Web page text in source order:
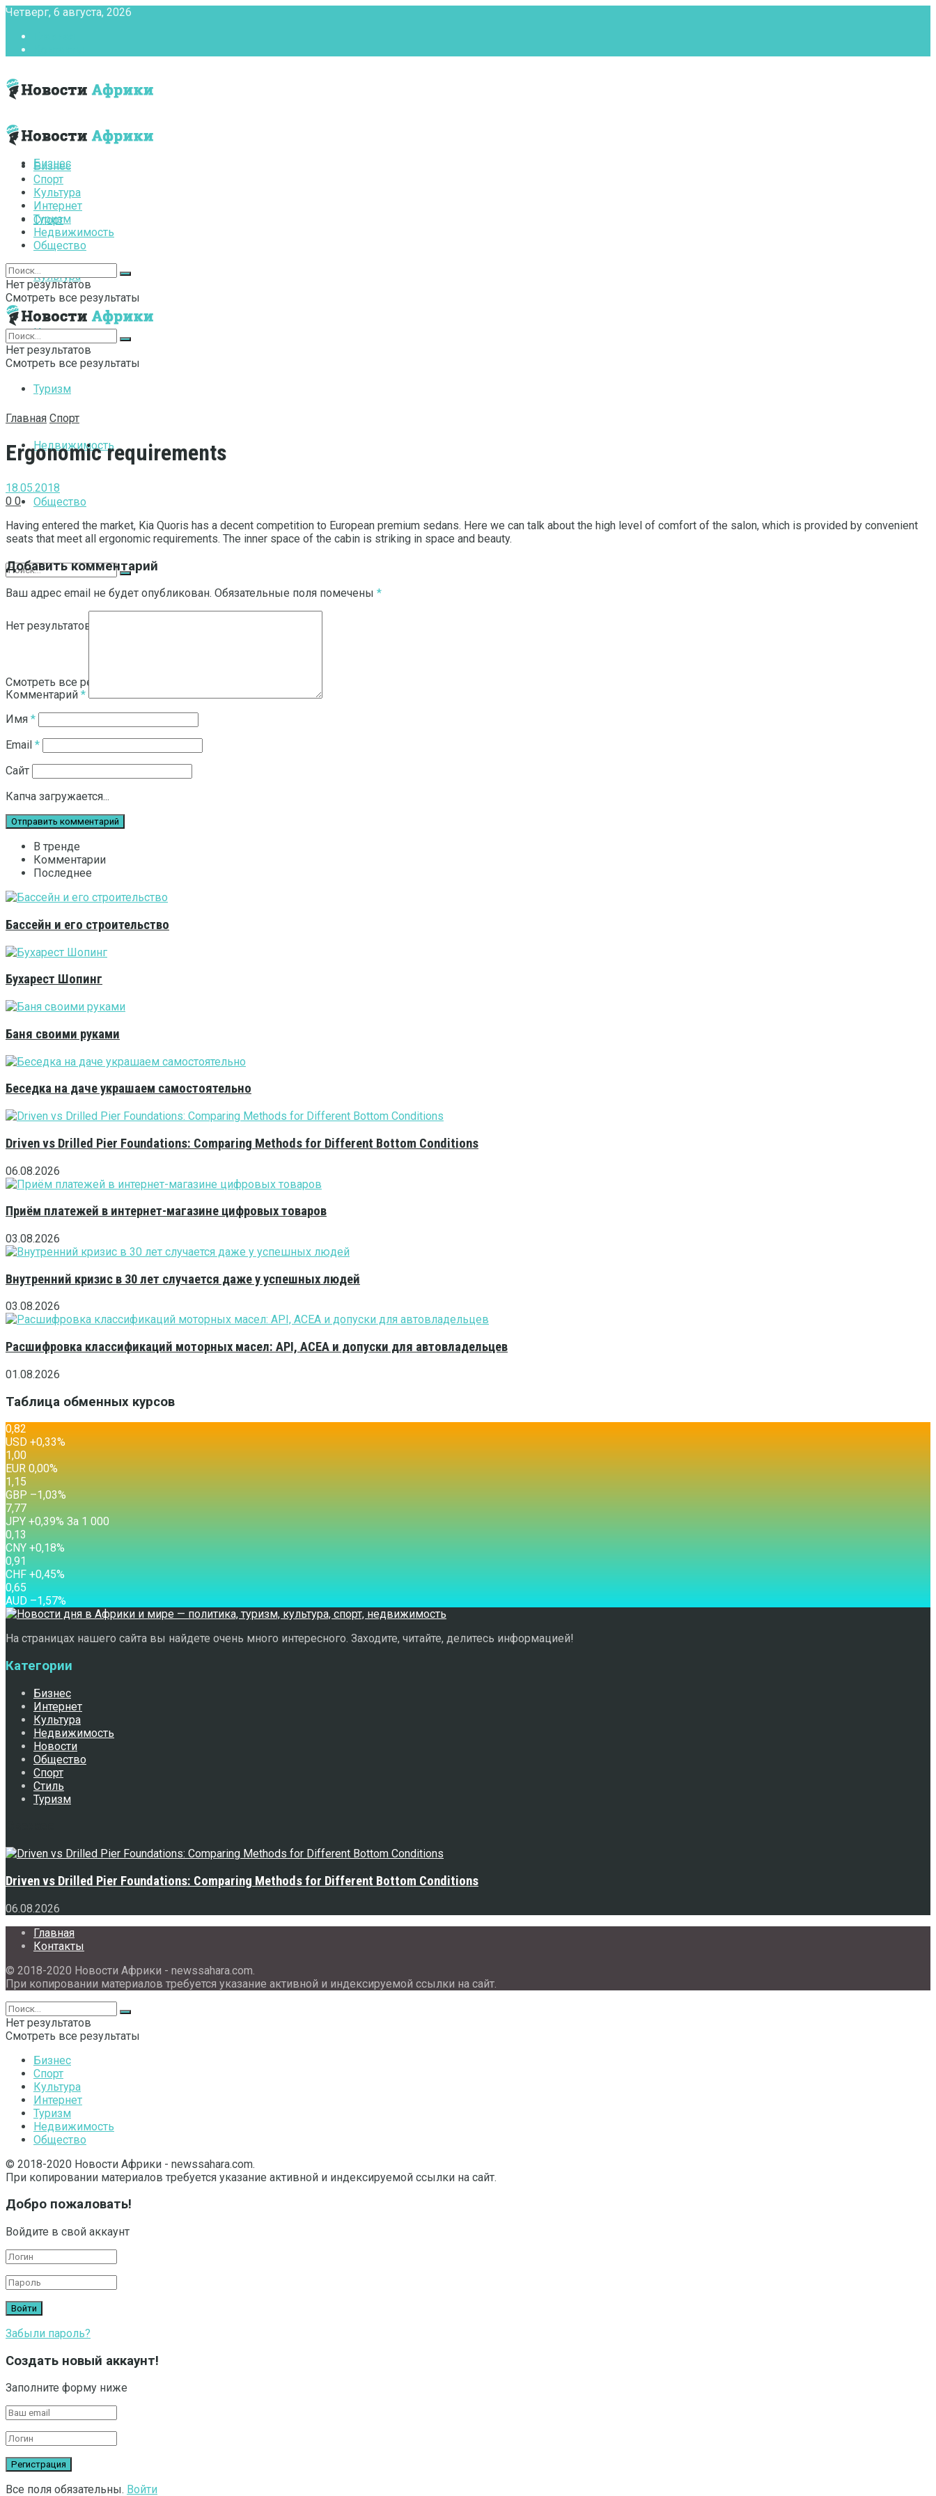
Четверг, 6 августа, 2026
Бизнес
Спорт
Культура
Интернет
Туризм
Недвижимость
Общество
Нет результатов
Смотреть все результаты
Бизнес
Спорт
Культура
Интернет
Туризм
Недвижимость
Общество
Нет результатов
Смотреть все результаты
Нет результатов
Смотреть все результаты
Главная Спорт
Ergonomic requirements
18.05.2018
0 0
Having entered the market, Kia Quoris has a decent competition to European premium sedans. Here we can talk about the high level of comfort of the salon, which is provided by convenient
seats that meet all ergonomic requirements. The inner space of the cabin is striking in space and beauty.
Добавить комментарий
Ваш адрес email не будет опубликован. Обязательные поля помечены *
Комментарий *
Имя *
Email *
Сайт
Капча загружается...
В тренде
Комментарии
Последнее
Бассейн и его строительство
Бухарест Шопинг
Баня своими руками
Беседка на даче украшаем самостоятельно
Driven vs Drilled Pier Foundations: Comparing Methods for Different Bottom Conditions
06.08.2026
Приём платежей в интернет-магазине цифровых товаров
03.08.2026
Внутренний кризис в 30 лет случается даже у успешных людей
03.08.2026
Расшифровка классификаций моторных масел: API, ACEA и допуски для автовладельцев
01.08.2026
Таблица обменных курсов
0,82
USD +0,33%
1,00
EUR 0,00%
1,15
GBP –1,03%
7,77
JPY +0,39% За 1 000
0,13
CNY +0,18%
0,91
CHF +0,45%
0,65
AUD –1,57%
На страницах нашего сайта вы найдете очень много интересного. Заходите, читайте, делитесь информацией!
Категории
Бизнес
Интернет
Культура
Недвижимость
Новости
Общество
Спорт
Стиль
Туризм
Driven vs Drilled Pier Foundations: Comparing Methods for Different Bottom Conditions
06.08.2026
Главная
Контакты
© 2018-2020 Новости Африки - newssahara.com.
При копировании материалов требуется указание активной и индексируемой ссылки на сайт.
Нет результатов
Смотреть все результаты
Бизнес
Спорт
Культура
Интернет
Туризм
Недвижимость
Общество
© 2018-2020 Новости Африки - newssahara.com.
При копировании материалов требуется указание активной и индексируемой ссылки на сайт.
Добро пожаловать!
Войдите в свой аккаунт
Забыли пароль?
Создать новый аккаунт!
Заполните форму ниже
Все поля обязательны. Войти